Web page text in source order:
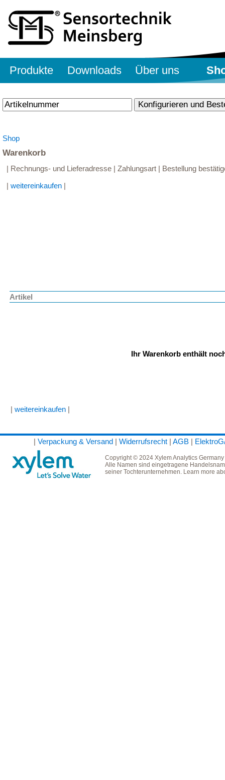
Produkte Downloads Über uns
Shop
Warenkorb
| Rechnungs- und Lieferadresse | Zahlungsart | Bestellung
| weitereinkaufen |
Artikel
Ihr Warenkorb enthält
| weitereinkaufen|
| Verpackung & Versand| Widerrufsrecht| AGB|
Copyright © 2024 Xylem Analytics
Alle Namen sind eingetragene
seiner Tochterunternehmen. Learn more